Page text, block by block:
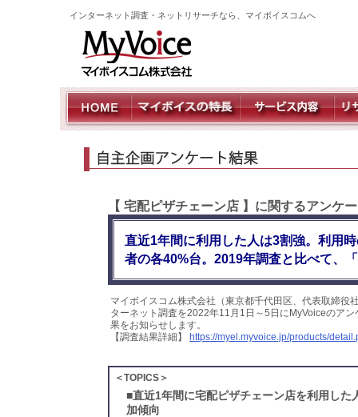
インターネット調査・ネットリサーチなら、マイボイスコムへ
【 宅配ピザチェーン店 】に関するアンケ
直近1年間に利用した人は3割強。利用
者の各40%台。2019年調査と比べて、
マイボイスコム株式会社（東京都千代田区、代表取締
ターネット調査を2022年11月1日～5日にMyVoiceのア
果をお知らせします。
【調査結果詳細】
https://myel.myvoice.jp/products/
＜TOPICS＞
■直近1年間に宅配ピザチェーン店を利用し
加傾向